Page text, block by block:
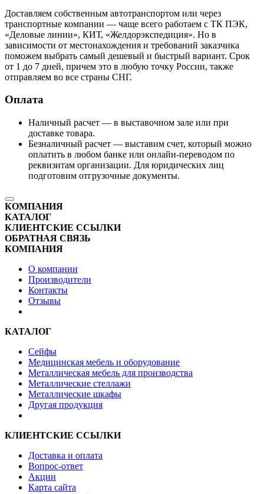
Доставляем собственным автотранспортом или через
транспортные компании — чаще всего работаем с ТК ПЭК,
«Деловые линии», КИТ, «Желдорэкспедиция». Но в
зависимости от местонахождения и требований заказчика
поможем выбрать самый дешевый и быстрый вариант. Срок
от 1 до 7 дней, причем это в любую точку России, также
отправляем во все страны СНГ.
Оплата
Наличный расчет — в выставочном зале или при
доставке товара.
Безналичный расчет — выставим счет, который можно
оплатить в любом банке или онлайн-переводом по
реквизитам организации. Для юридических лиц
подготовим отгрузочные документы.
КОМПАНИЯ
КАТАЛОГ
КЛИЕНТСКИЕ ССЫЛКИ
ОБРАТНАЯ СВЯЗЬ
КОМПАНИЯ
О компании
Производители
Контакты
Отзывы
КАТАЛОГ
Сейфы
Медицинская мебель и оборудование
Металлическая мебель для производства
Металлические стеллажи
Металлические шкафы
Другая продукция
КЛИЕНТСКИЕ ССЫЛКИ
Доставка и оплата
Вопрос-ответ
Акции
Карта сайта